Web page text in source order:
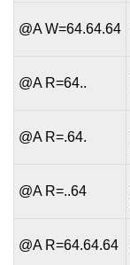
@A W=64.64.64
@A R=64..
@A R=.64.
@A R=..64
@A R=64.64.64